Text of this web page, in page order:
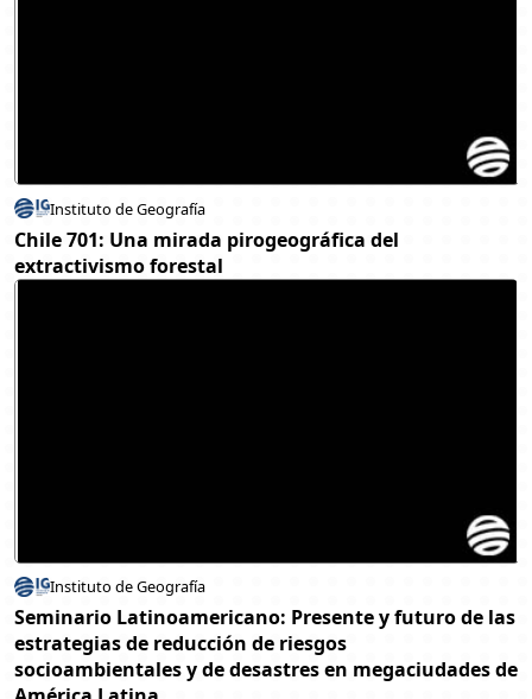
Instituto de Geografía
Chile 701: Una mirada pirogeográfica del
extractivismo forestal
Instituto de Geografía
Seminario Latinoamericano: Presente y futuro de las
estrategias de reducción de riesgos
socioambientales y de desastres en megaciudades de